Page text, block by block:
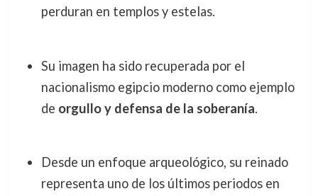
perduran en templos y estelas.
Su imagen ha sido recuperada por el
nacionalismo egipcio moderno como ejemplo
de orgullo y defensa de la soberanía.
Desde un enfoque arqueológico, su reinado
representa uno de los últimos periodos en